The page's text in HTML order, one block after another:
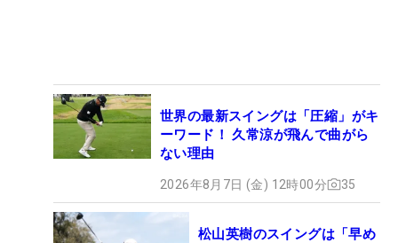
世界の最新スイングは「圧縮」がキ
ーワード！ 久常涼が飛んで曲がら
ない理由
2026年8月7日 (金) 12時00分 35
松山英樹のスイングは「早め